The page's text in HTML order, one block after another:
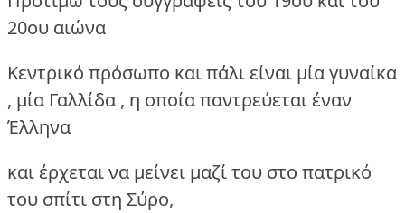
20ου αιώνα
Κεντρικό πρόσωπο και πάλι είναι μία γυναίκα
, μία Γαλλίδα , η οποία παντρεύεται έναν
Έλληνα
και έρχεται να μείνει μαζί του στο πατρικό
του σπίτι στη Σύρο,